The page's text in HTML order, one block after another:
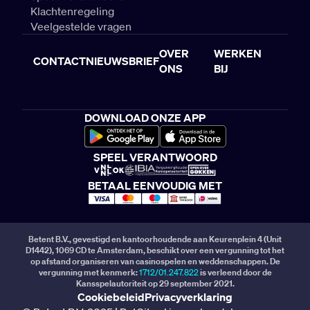
Klachtenregeling
Veelgestelde vragen
CONTACTNIEUWSBRIEF
OVER
ONS
WERKEN
BIJ
DOWNLOAD ONZE APP
SPEEL VERANTWOORD
BETAAL EENVOUDIG MET
Betent B.V., gevestigd en kantoorhoudende aan Keurenplein 4 (Unit
D1442), 1069 CD te Amsterdam, beschikt over een vergunning tot het
op afstand organiseren van casinospelen en weddenschappen. De
vergunning met kenmerk:1712/01.247.822is verleend door de
Kansspelautoriteit op 29 september 2021.
CookiebeleidPrivacyverklaring